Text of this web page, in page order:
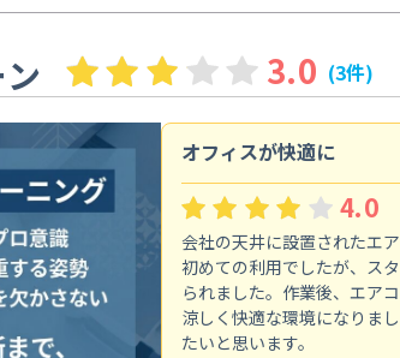
3.0 (3件)
オフィスが快適に
4.0
会社の天井に設置されたエ
初めての利用でしたが、ス
られました。作業後、エア
涼しく快適な環境になりま
たいと思います。